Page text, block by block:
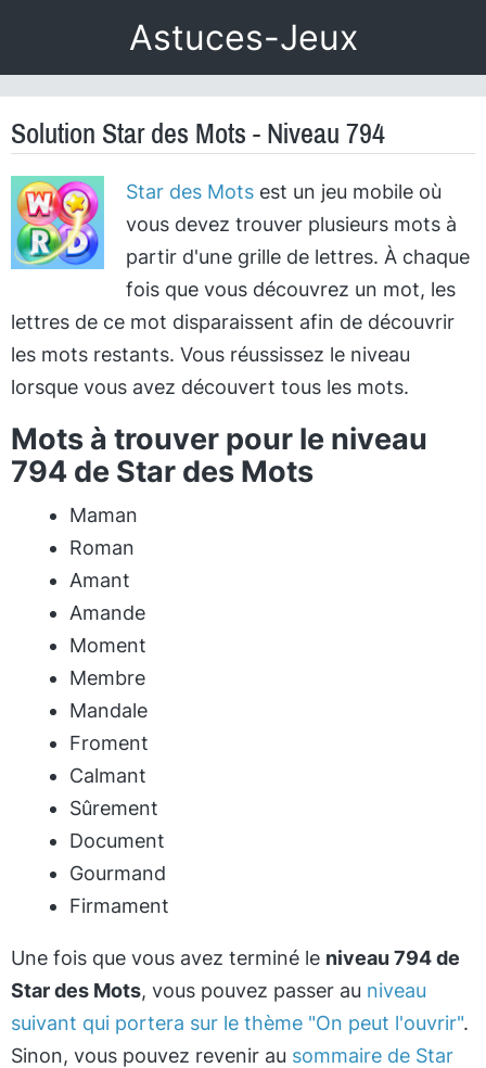
Astuces-Jeux
Solution Star des Mots - Niveau 794
Star des Motsest un jeu mobile où
vous devez trouver plusieurs mots à
partir d'une grille de lettres. À chaque
fois que vous découvrez un mot, les
lettres de ce mot disparaissent afin de découvrir
les mots restants. Vous réussissez le niveau
lorsque vous avez découvert tous les mots.
Mots à trouver pour le niveau
794 de Star des Mots
Maman
Roman
Amant
Amande
Moment
Membre
Mandale
Froment
Calmant
Sûrement
Document
Gourmand
Firmament
Une fois que vous avez terminé le niveau 794 de
Star des Mots, vous pouvez passer au niveau
suivant qui portera sur le thème "On peut l'ouvrir".
Sinon, vous pouvez revenir au sommaire de Star